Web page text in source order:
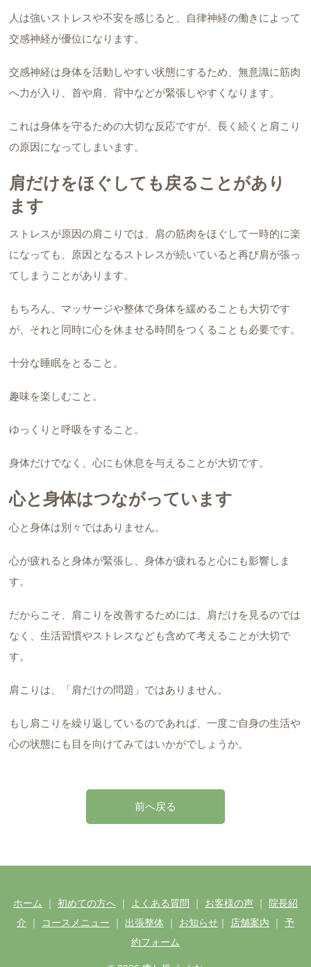
人は強いストレスや不安を感じると、自律神経の働きによって
交感神経が優位になります。
交感神経は身体を活動しやすい状態にするため、無意識に筋肉
へ力が入り、首や肩、背中などが緊張しやすくなります。
これは身体を守るための大切な反応ですが、長く続くと肩こり
の原因になってしまいます。
肩だけをほぐしても戻ることがあり
ます
ストレスが原因の肩こりでは、肩の筋肉をほぐして一時的に楽
になっても、原因となるストレスが続いていると再び肩が張っ
てしまうことがあります。
もちろん、マッサージや整体で身体を緩めることも大切です
が、それと同時に心を休ませる時間をつくることも必要です。
十分な睡眠をとること。
趣味を楽しむこと。
ゆっくりと呼吸をすること。
身体だけでなく、心にも休息を与えることが大切です。
心と身体はつながっています
心と身体は別々ではありません。
心が疲れると身体が緊張し、身体が疲れると心にも影響しま
す。
だからこそ、肩こりを改善するためには、肩だけを見るのでは
なく、生活習慣やストレスなども含めて考えることが大切で
す。
肩こりは、「肩だけの問題」ではありません。
もし肩こりを繰り返しているのであれば、一度ご自身の生活や
心の状態にも目を向けてみてはいかがでしょうか。
前へ戻る
ホーム ｜ 初めての方へ｜ よくある質問 ｜ お客様の声｜
院長紹
介 ｜ コースメニュー ｜ 出張整体｜ お知らせ｜ 店舗案内 ｜ 予
約フォーム